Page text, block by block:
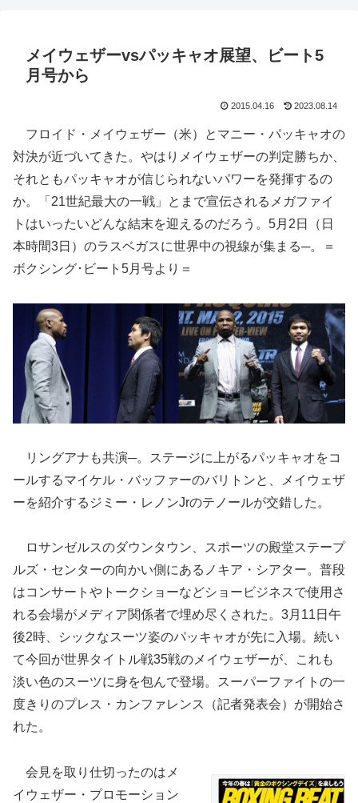
メイウェザーvsパッキャオ展望、ビート5
月号から
2015.04.16 2023.08.14
フロイド・メイウェザー（米）とマニー・パッキャオの
対決が近づいてきた。やはりメイウェザーの判定勝ちか、
それともパッキャオが信じられないパワーを発揮するの
か。「21世紀最大の一戦」とまで宣伝されるメガファイ
トはいったいどんな結末を迎えるのだろう。5月2日（日
本時間3日）のラスベガスに世界中の視線が集まる─。＝
ボクシング･ビート5月号より＝
リングアナも共演─。ステージに上がるパッキャオをコ
ールするマイケル・バッファーのバリトンと、メイウェザ
ーを紹介するジミー・レノンJrのテノールが交錯した。
ロサンゼルスのダウンタウン、スポーツの殿堂ステープ
ルズ・センターの向かい側にあるノキア・シアター。普段
はコンサートやトークショーなどショービジネスで使用さ
れる会場がメディア関係者で埋め尽くされた。3月11日午
後2時、シックなスーツ姿のパッキャオが先に入場。続い
て今回が世界タイトル戦35戦のメイウェザーが、これも
淡い色のスーツに身を包んで登場。スーパーファイトの一
度きりのプレス・カンファレンス（記者発表会）が開始さ
れた。
会見を取り仕切ったのはメ
イウェザー・プロモーション